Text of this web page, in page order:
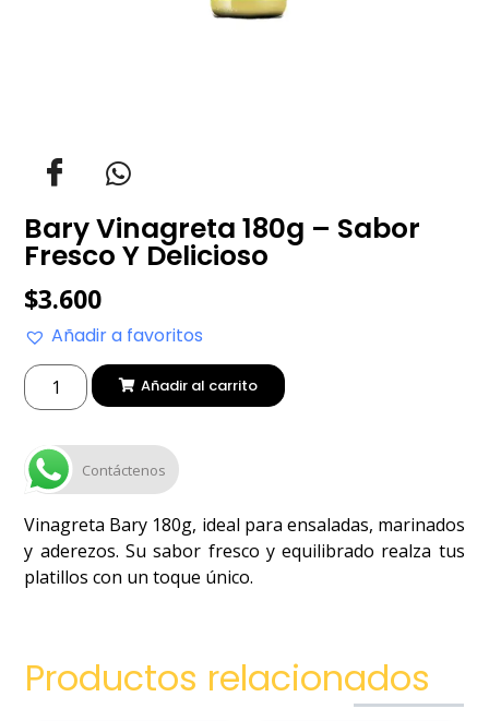
Bary Vinagreta 180g – Sabor
Fresco Y Delicioso
$3.600
Añadir a favoritos
Añadir al carrito
Contáctenos
Vinagreta Bary 180g, ideal para ensaladas, marinados
y aderezos. Su sabor fresco y equilibrado realza tus
platillos con un toque único.
Productos relacionados